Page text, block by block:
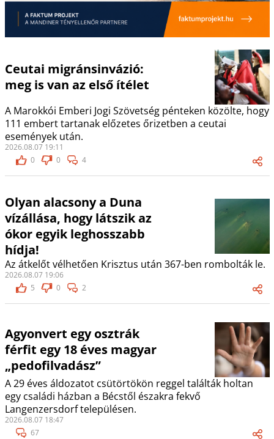
Ceutai migránsinvázió:
meg is van az első ítélet
A Marokkói Emberi Jogi Szövetség pénteken közölte, hogy
111 embert tartanak előzetes őrizetben a ceutai
események után.
2026.08.07 19:11
0
0 4
Olyan alacsony a Duna
vízállása, hogy látszik az
ókor egyik leghosszabb
hídja!
Az átkelőt vélhetően Krisztus után 367-ben rombolták le.
2026.08.07 19:06
5
0 2
Agyonvert egy osztrák
férfit egy 18 éves magyar
„pedofilvadász”
A 29 éves áldozatot csütörtökön reggel találták holtan
egy családi házban a Bécstől északra fekvő
Langenzersdorf településen.
2026.08.07 18:47
67